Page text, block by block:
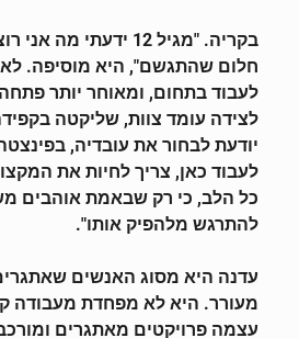
בקריה. "מגיל 12 ידעתי
חלום שהתגשם", היא מוסיפה.
לעבוד בתחום, ומאוחר יותר
לצידה עומד צוות, שליקטה
יודעת לבחור את עובדיה,
לעבוד כאן, צריך לחיות את
כל הלב, כי רק שבאמת אוהבים
להתרגש מלהפיק אותו".
עדנה היא מסוג האנשים
מעורר. היא לא מפחדת מעבודה
עצמה פרויקטים מאתגרים